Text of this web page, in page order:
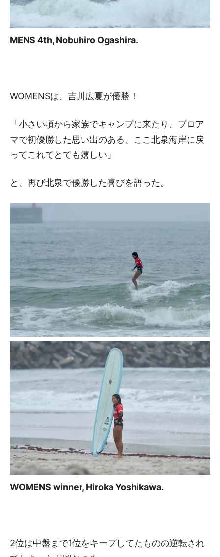
MENS 4th, Nobuhiro Ogashira.
WOMENSは、吉川広夏が優勝！
「小さい頃から家族でキャンプに来たり、プロア
マで初優勝した思い出のある、ここ北泉海岸に戻
ってこれてとても嬉しい」
と、再び北泉で優勝した喜びを語った。
WOMENS winner, Hiroka Yoshikawa.
2位は中盤まで1位をキープしてたものの逆転され